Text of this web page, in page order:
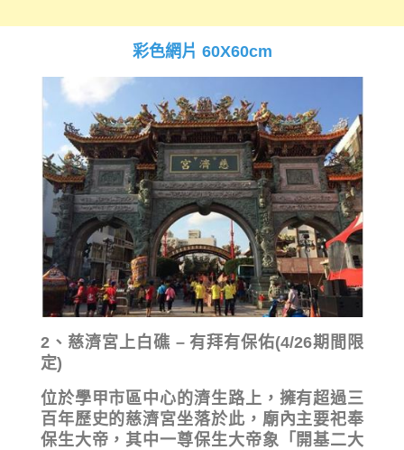
彩色網片 60X60cm
2、慈濟宮上白礁 – 有拜有保佑(4/26期間限
定)
位於學甲市區中心的濟生路上，擁有超過三
百年歷史的慈濟宮坐落於此，廟內主要祀奉
保生大帝，其中一尊保生大帝象「開基二大